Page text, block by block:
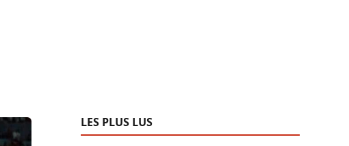
LES PLUS LUS